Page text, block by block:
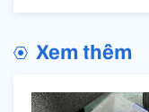
Xem thêm